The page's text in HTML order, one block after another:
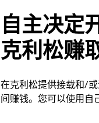
自主决定
克利松赚
在克利松提供接载和/
间赚钱。您可以使用自